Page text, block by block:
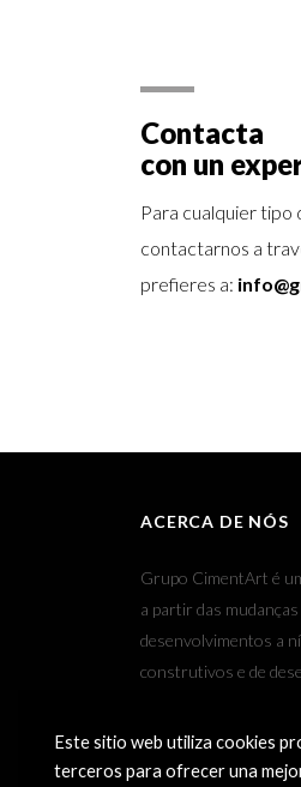
Contacta
con un
Para cualquier tipo
contactarnos a
prefieres a:
ACERCA DE NÓS
Grupo CimentArt é
a partir das
desenvolvimentos a
construtivos e de
revestimentos
Este sitio web utiliza cookies
terceros para ofrecer una